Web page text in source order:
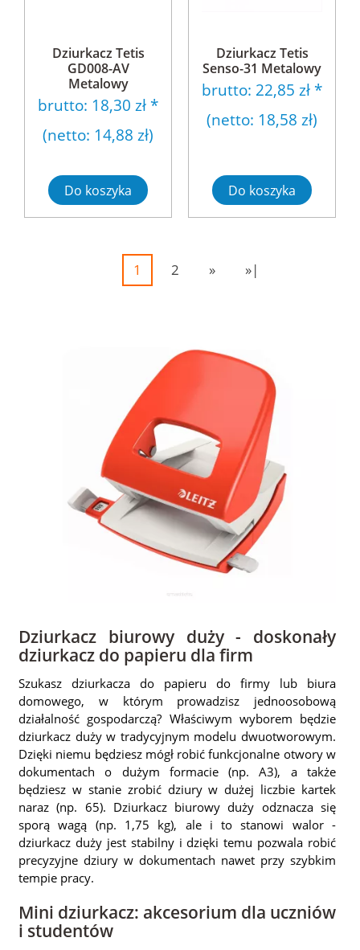
Dziurkacz Tetis
GD008-AV
Metalowy
brutto: 18,30 zł *
(netto: 14,88 zł)
Do koszyka
Dziurkacz Tetis
Senso-31 Metalowy
brutto: 22,85 zł *
(netto: 18,58 zł)
Do koszyka
1 2 » »|
Dziurkacz biurowy duży - doskonały
dziurkacz do papieru dla firm
Szukasz dziurkacza do papieru do firmy lub biura
domowego, w którym prowadzisz jednoosobową
działalność gospodarczą? Właściwym wyborem będzie
dziurkacz duży w tradycyjnym modelu dwuotworowym.
Dzięki niemu będziesz mógł robić funkcjonalne otwory w
dokumentach o dużym formacie (np. A3), a także
będziesz w stanie zrobić dziury w dużej liczbie kartek
naraz (np. 65). Dziurkacz biurowy duży odznacza się
sporą wagą (np. 1,75 kg), ale i to stanowi walor -
dziurkacz duży jest stabilny i dzięki temu pozwala robić
precyzyjne dziury w dokumentach nawet przy szybkim
tempie pracy.
Mini dziurkacz: akcesorium dla uczniów
i studentów